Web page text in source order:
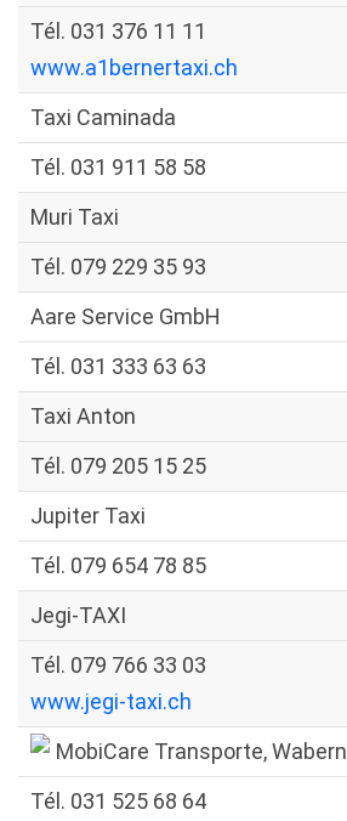
Tél. 031 376 11 11
www.a1bernertaxi.ch
Taxi Caminada
Tél. 031 911 58 58
Muri Taxi
Tél. 079 229 35 93
Aare Service GmbH
Tél. 031 333 63 63
Taxi Anton
Tél. 079 205 15 25
Jupiter Taxi
Tél. 079 654 78 85
Jegi-TAXI
Tél. 079 766 33 03
www.jegi-taxi.ch
MobiCare Transporte, Wabern
Tél. 031 525 68 64